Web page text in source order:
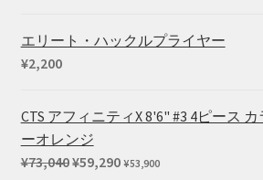
エリート・ハックルプライヤー
¥2,200
CTS アフィニティX 8'6" #3 4ピース
ーオレンジ
¥73,040元
¥59,290現
¥53,900